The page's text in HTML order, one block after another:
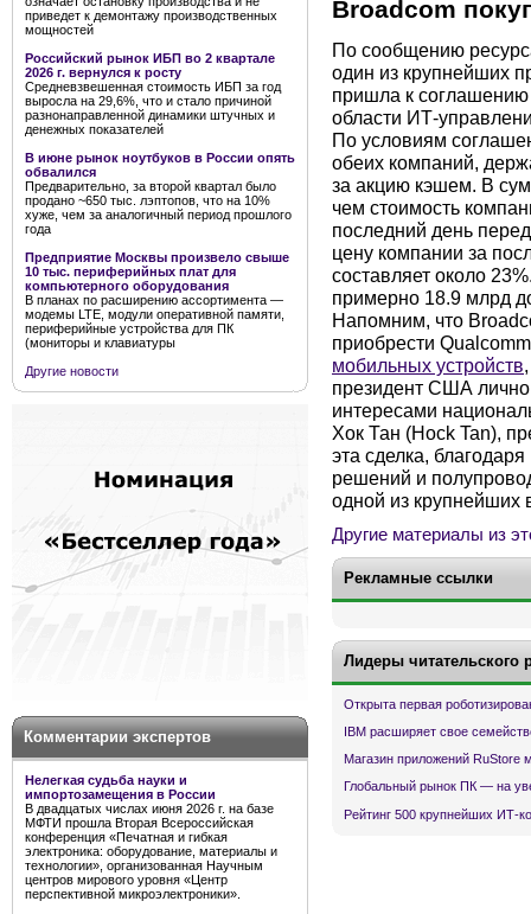
приведет к демонтажу производственных
мощностей
Российский рынок ИБП во 2 квартале
2026 г. вернулся к росту
Средневзвешенная стоимость ИБП за год
выросла на 29,6%, что и стало причиной
разнонаправленной динамики штучных и
денежных показателей
В июне рынок ноутбуков в России опять
обвалился
Предварительно, за второй квартал было
продано ~650 тыс. лэптопов, что на 10%
хуже, чем за аналогичный период прошлого
года
Предприятие Москвы произвело свыше
10 тыс. периферийных плат для
компьютерного оборудования
В планах по расширению ассортимента —
модемы LTE, модули оперативной памяти,
периферийные устройства для ПК
(мониторы и клавиатуры
Другие новости
Комментарии экспертов
Нелегкая судьба науки и
импортозамещения в России
В двадцатых числах июня 2026 г. на базе
МФТИ прошла Вторая Всероссийская
конференция «Печатная и гибкая
электроника: оборудование, материалы и
технологии», организованная Научным
центров мирового уровня «Центр
перспективной микроэлектроники».
Broadcom
По сообщению
один из крупнейших
пришла к
области ИТ-
По условиям
обеих компаний,
за акцию кэшем. В
чем стоимость
последний день
цену компании за
составляет около
примерно 18.9 млрд
Напомним, что
приобрести
мобильных устройств
президент США лично
интересами
Хок Тан (Hock Tan),
эта сделка,
решений и
одной из крупнейших
Другие материалы из
Рекламные ссылки
Лидеры читательского
Открыта первая
IBM расширяет свое
Магазин приложений RuStore
Глобальный рынок ПК — на
Рейтинг 500 крупнейших ИТ-